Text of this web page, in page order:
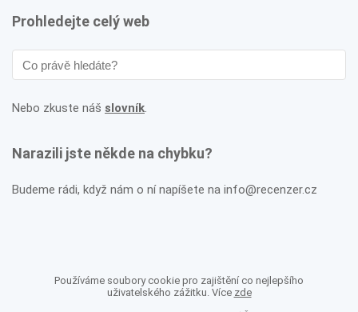
Prohledejte celý web
Nebo zkuste náš slovník.
Narazili jste někde na chybku?
Budeme rádi, když nám o ní napíšete na info@recenzer.cz
Používáme soubory cookie pro zajištění co nejlepšího
uživatelského zážitku. Více zde